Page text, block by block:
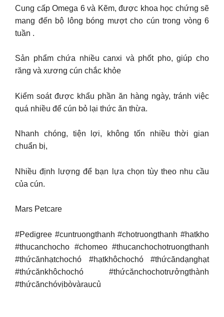
Cung cấp Omega 6 và Kẽm, được khoa học chứng sẽ
mang đến bộ lông bóng mượt cho cún trong vòng 6
tuần .
Sản phẩm chứa nhiều canxi và phốt pho, giúp cho
răng và xương cún chắc khỏe
Kiểm soát được khẩu phần ăn hàng ngày, tránh việc
quá nhiều để cún bỏ lại thức ăn thừa.
Nhanh chóng, tiện lợi, không tốn nhiều thời gian
chuẩn bị,
Nhiều định lượng để bạn lựa chọn tùy theo nhu cầu
của cún.
Mars Petcare
#Pedigree #cuntruongthanh #chotruongthanh #hatkho
#thucanchocho #chomeo #thucanchochotruongthanh
#thứcănhạtchochó #hạtkhôchochó #thứcăndạnghạt
#thứcănkhôchochó #thứcănchochotrưởngthành
#thứcănchóvịbòvàraucủ